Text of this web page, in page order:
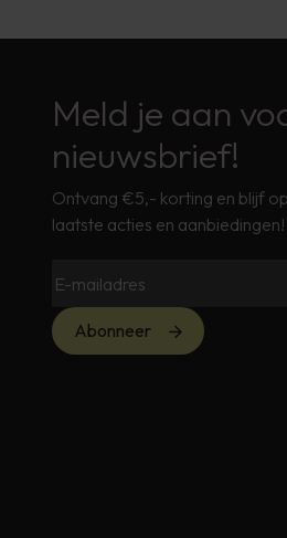
Meld je aan
nieuwsbrief!
Ontvang €5,- korting en blijf
laatste acties en aanbiedingen!
Abonneer